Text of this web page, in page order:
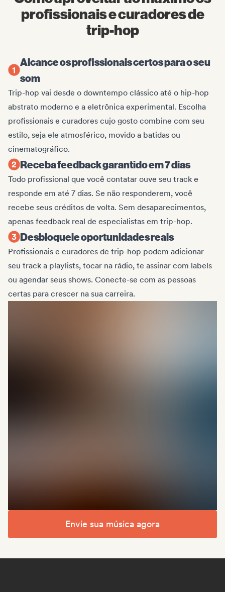
profissionais e curadores de
trip-hop
Alcance os profissionais certos para o seu
som
Trip-hop vai desde o downtempo clássico até o hip-hop
abstrato moderno e a eletrônica experimental. Escolha
profissionais e curadores cujo gosto combine com seu
estilo, seja ele atmosférico, movido a batidas ou
cinematográfico.
Receba feedback garantido em 7 dias
Todo profissional que você contatar ouve seu track e
responde em até 7 dias. Se não responderem, você
recebe seus créditos de volta. Sem desaparecimentos,
apenas feedback real de especialistas em trip-hop.
Desbloqueie oportunidades reais
Profissionais e curadores de trip-hop podem adicionar
seu track a playlists, tocar na rádio, te assinar com labels
ou agendar seus shows. Conecte-se com as pessoas
certas para crescer na sua carreira.
Envie sua música agora